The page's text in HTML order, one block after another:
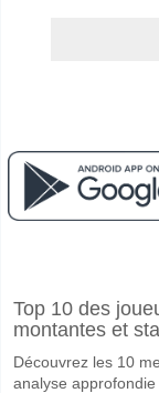
Le match entre
Fenerbahce pour le
Top 10 des
montantes et
Découvrez les 10
analyse